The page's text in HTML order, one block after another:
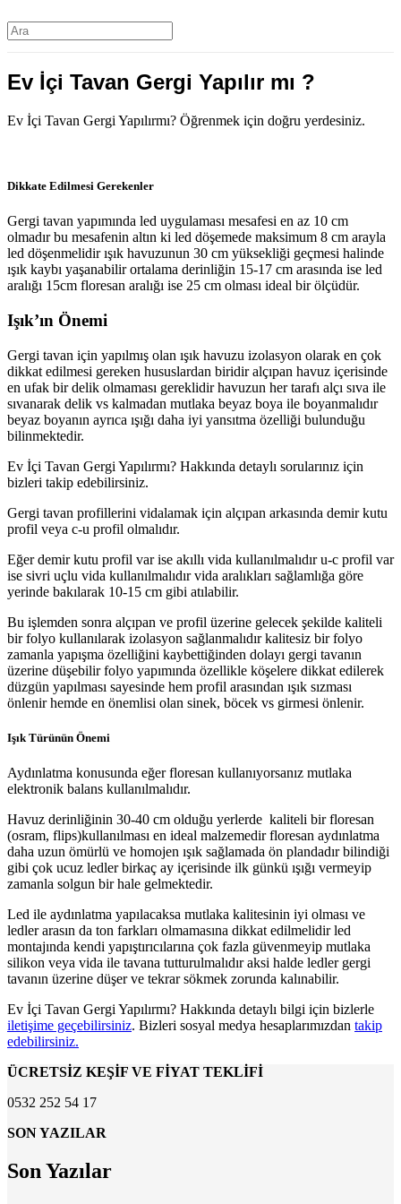
Ev İçi Tavan Gergi Yapılır mı ?
Ev İçi Tavan Gergi Yapılırmı? Öğrenmek için doğru yerdesiniz.
Dikkate Edilmesi Gerekenler
Gergi tavan yapımında led uygulaması mesafesi en az 10 cm
olmadır bu mesafenin altın ki led döşemede maksimum 8 cm arayla
led döşenmelidir ışık havuzunun 30 cm yüksekliği geçmesi halinde
ışık kaybı yaşanabilir ortalama derinliğin 15-17 cm arasında ise led
aralığı 15cm floresan aralığı ise 25 cm olması ideal bir ölçüdür.
Işık’ın Önemi
Gergi tavan için yapılmış olan ışık havuzu izolasyon olarak en çok
dikkat edilmesi gereken hususlardan biridir alçıpan havuz içerisinde
en ufak bir delik olmaması gereklidir havuzun her tarafı alçı sıva ile
sıvanarak delik vs kalmadan mutlaka beyaz boya ile boyanmalıdır
beyaz boyanın ayrıca ışığı daha iyi yansıtma özelliği bulunduğu
bilinmektedir.
Ev İçi Tavan Gergi Yapılırmı? Hakkında detaylı sorularınız için
bizleri takip edebilirsiniz.
Gergi tavan profillerini vidalamak için alçıpan arkasında demir kutu
profil veya c-u profil olmalıdır.
Eğer demir kutu profil var ise akıllı vida kullanılmalıdır u-c profil var
ise sivri uçlu vida kullanılmalıdır vida aralıkları sağlamlığa göre
yerinde bakılarak 10-15 cm gibi atılabilir.
Bu işlemden sonra alçıpan ve profil üzerine gelecek şekilde kaliteli
bir folyo kullanılarak izolasyon sağlanmalıdır kalitesiz bir folyo
zamanla yapışma özelliğini kaybettiğinden dolayı gergi tavanın
üzerine düşebilir folyo yapımında özellikle köşelere dikkat edilerek
düzgün yapılması sayesinde hem profil arasından ışık sızması
önlenir hemde en önemlisi olan sinek, böcek vs girmesi önlenir.
Işık Türünün Önemi
Aydınlatma konusunda eğer floresan kullanıyorsanız mutlaka
elektronik balans kullanılmalıdır.
Havuz derinliğinin 30-40 cm olduğu yerlerde kaliteli bir floresan
(osram, flips)kullanılması en ideal malzemedir floresan aydınlatma
daha uzun ömürlü ve homojen ışık sağlamada ön plandadır bilindiği
gibi çok ucuz ledler birkaç ay içerisinde ilk günkü ışığı vermeyip
zamanla solgun bir hale gelmektedir.
Led ile aydınlatma yapılacaksa mutlaka kalitesinin iyi olması ve
ledler arasın da ton farkları olmamasına dikkat edilmelidir led
montajında kendi yapıştırıcılarına çok fazla güvenmeyip mutlaka
silikon veya vida ile tavana tutturulmalıdır aksi halde ledler gergi
tavanın üzerine düşer ve tekrar sökmek zorunda kalınabilir.
Ev İçi Tavan Gergi Yapılırmı? Hakkında detaylı bilgi için bizlerle
iletişime geçebilirsiniz. Bizleri sosyal medya hesaplarımızdan takip
edebilirsiniz.
ÜCRETSİZ KEŞİF VE FİYAT TEKLİFİ
0532 252 54 17
SON YAZILAR
Son Yazılar